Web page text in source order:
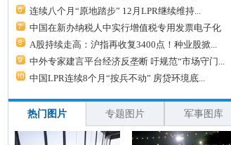
连续八个月“原地踏步” 12月LPR继续维持...
中国在新办纳税人中实行增值税专用发票电子化
A股持续走高：沪指再收复3400点！种业股掀...
中外专家建言平台经济反垄断 吁规范“市场守门...
中国LPR连续8个月“按兵不动” 房贷环境底...
热门图片 专题图片 军事图库